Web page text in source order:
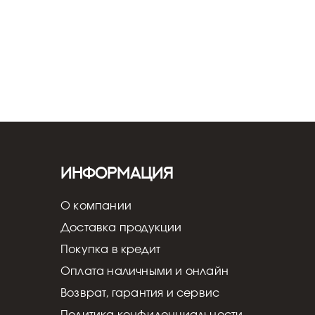
Информация
О компании
Доставка продукции
Покупка в кредит
Оплата наличными и онлайн
Возврат, гарантия и сервис